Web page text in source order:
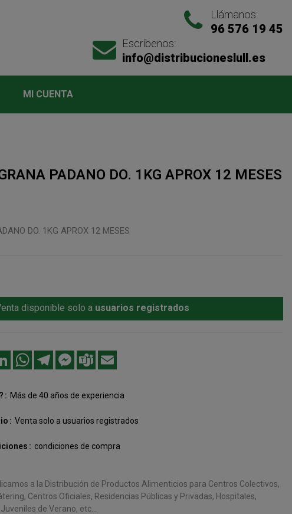
Llámanos:
96 576 19 45
Escríbenos:
info@distribucioneslull.es
MI CUENTA
PADANO DO. 1KG APROX 12 MESES
DO. 1KG APROX 12 MESES
disponible solo a usuarios registrados
LinkedInWhatsAppTelegramMessenger
Teams
Más de 40 años de experiencia
Venta solo a usuarios registrados
condiciones de compra
a la Distribución de Productos Alimenticios para Centros Colectivos,
Centros Oficiales, Residencias Públicas y Privadas, Hospitales,
de Verano, etc...